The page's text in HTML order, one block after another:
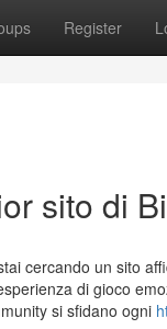
Register
sito di
cercando un sito
di gioco
si sfidano ogni